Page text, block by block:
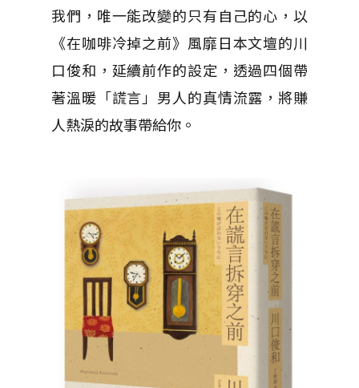
我們，唯一能改變的只有自己的心，以
《在咖啡冷掉之前》風靡日本文壇的川
口俊和，延續前作的設定，透過四個帶
著溫暖「謊言」男人的真情流露，將賺
人熱淚的故事帶給你。